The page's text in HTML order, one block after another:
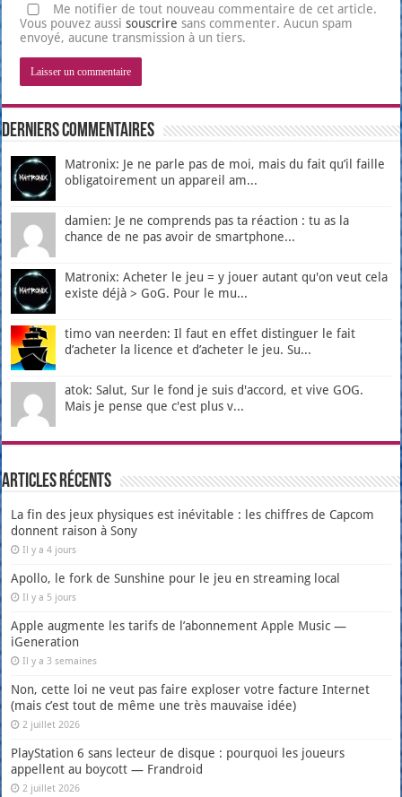
Me notifier de tout nouveau commentaire de cet article.
Vous pouvez aussisouscrire sans commenter. Aucun spam
envoyé, aucune transmission à un tiers.
Derniers Commentaires
Matronix: Je ne parle pas de moi, mais du fait qu’il faille
obligatoirement un appareil am...
damien: Je ne comprends pas ta réaction : tu as la
chance de ne pas avoir de smartphone...
Matronix: Acheter le jeu = y jouer autant qu'on veut cela
existe déjà > GoG. Pour le mu...
timo van neerden: Il faut en effet distinguer le fait
d’acheter la licence et d’acheter le jeu. Su...
atok: Salut, Sur le fond je suis d'accord, et vive GOG.
Mais je pense que c'est plus v...
Articles récents
La fin des jeux physiques est inévitable : les chiffres de Capcom
donnent raison à Sony
Il y a 4 jours
Apollo, le fork de Sunshine pour le jeu en streaming local
Il y a 5 jours
Apple augmente les tarifs de l’abonnement Apple Music —
iGeneration
Il y a 3 semaines
Non, cette loi ne veut pas faire exploser votre facture Internet
(mais c’est tout de même une très mauvaise idée)
2 juillet 2026
PlayStation 6 sans lecteur de disque : pourquoi les joueurs
appellent au boycott — Frandroid
2 juillet 2026